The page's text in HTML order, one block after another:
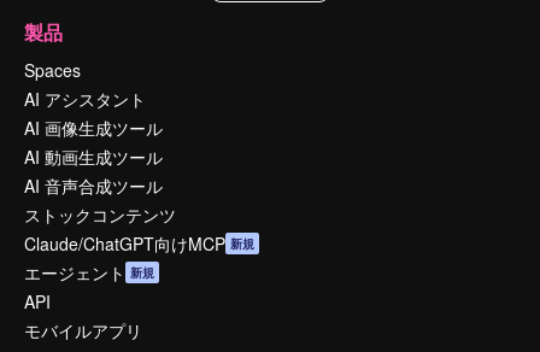
製品
Spaces
AI アシスタント
AI 画像生成ツール
AI 動画生成ツール
AI 音声合成ツール
ストックコンテンツ
Claude/ChatGPT向けMCP 新規
エージェント 新規
API
モバイルアプリ